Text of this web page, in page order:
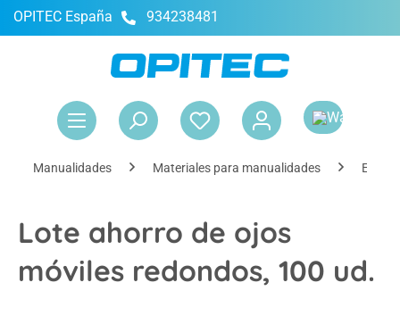
principal
OPITEC España 934238481
Manualidades Materiales para manualidades
Lote ahorro de ojos
móviles redondos, 100 ud.